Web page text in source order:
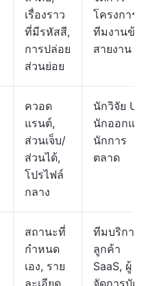
เรื่องราว
ที่มีรหัสสี,
การปล่อย
ส่วนย่อย
โครงการ,
ทีมงานข้าม
สายงาน
ควอด
แรนต์,
ส่วนเจ็บ/
ส่วนได้,
โปรไฟล์
กลาง
นักวิจัย UX,
นักออกแบ
นักการ
ตลาด
สถานะที่
กำหนด
เอง, ราย
ละเอียด
ทีมบริการ
ลูกค้า
SaaS, ผู้
จัดการบัญ